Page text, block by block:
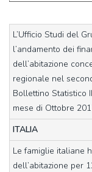
L’Ufficio Studi del
l’andamento dei
dell’abitazione
regionale nel
Bollettino Statistico
mese di Ottobre
ITALIA
Le famiglie italiane
dell’abitazione per